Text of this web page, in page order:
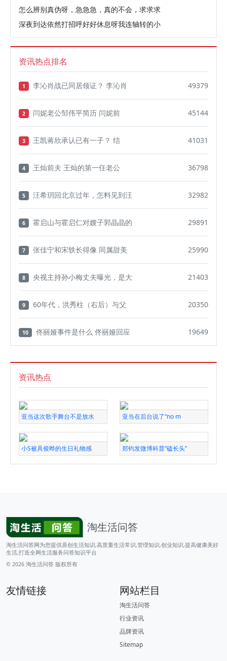
怎么辨别真伪呀，急急急，真的不会，求求求
深夜到达依然打招呼好好休息呀我连轴转的小
资讯热点排名
1 李沁肖战已同居领证？ 李沁肖 49379
2 闫妮老公邹伟平简历 闫妮前 45144
3 王凯蒋欣承认已有一子？ 结 41031
4 王灿前夫 王灿的第一任老公 36798
5 汪希玥回北京过年，怎料见到汪 32982
6 霍启山与霍启仁对嫂子郭晶晶的 29891
7 张佳宁和宋轶长得像 同属甜美 25990
8 央视主持孙小梅丈夫曝光，是大 21403
9 60年代，洪秀柱（右后）与父 20350
10 佟丽娅事件是什么 佟丽娅回应 19649
资讯热点
亚当这次歌手舞台不是放水 亚当在后台说了“no m
小S被具俊晔的生日礼物感 郑钧发微博科普“磕长头”
淘生活问答
淘生活问答网为您提供原创生活知识,高质量生活常识,管理知识,创业知识,提高健康美好
生活,打造全网生活服务问答知识平台
© 2026 淘生活问答 版权所有
友情链接 网站栏目
淘生活问答
行业资讯
品牌资讯
Sitemap